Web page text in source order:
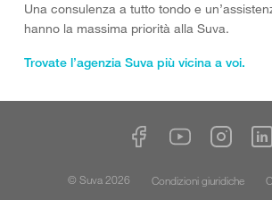
Una consulenza a tutto tondo e
hanno la massima priorità alla Suva.
Trovate l’agenzia Suva più vicina a voi.
© Suva 2026 Condizioni giuridiche